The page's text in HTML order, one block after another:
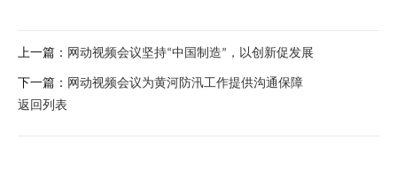
上一篇： 网动视频会议坚持“中国制造”，以创新促发展
下一篇： 网动视频会议为黄河防汛工作提供沟通保障
返回列表